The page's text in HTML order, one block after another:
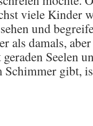
viele Kinder
und
als damals,
Seelen
Schimmer gibt,